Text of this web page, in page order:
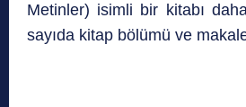
Metinler) isimli bir kitabı
sayıda kitap bölümü ve